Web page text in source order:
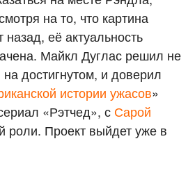
на то, что картина
её актуальность
Майкл Дуглас решил не
достигнутом, и доверил
истории ужасов»
«Рэтчед», с Сарой
роли. Проект выйдет уже в